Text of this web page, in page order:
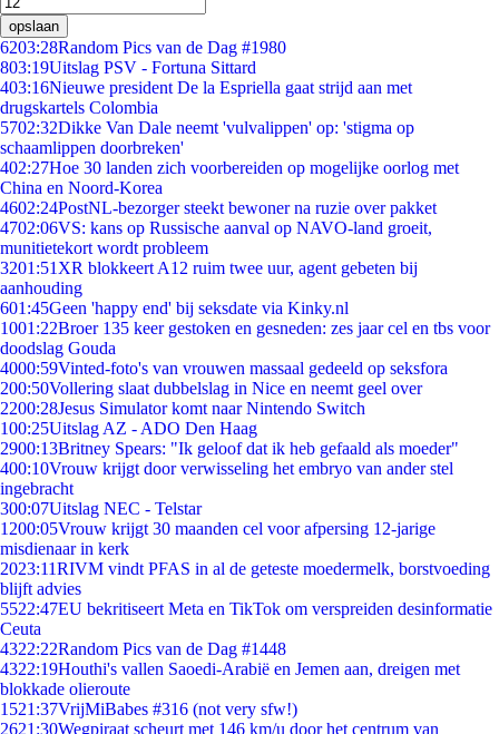
opslaan
6203:28Random Pics van de Dag #1980
803:19Uitslag PSV - Fortuna Sittard
403:16Nieuwe president De la Espriella gaat strijd aan met
drugskartels Colombia
5702:32Dikke Van Dale neemt 'vulvalippen' op: 'stigma op
schaamlippen doorbreken'
402:27Hoe 30 landen zich voorbereiden op mogelijke oorlog met
China en Noord-Korea
4602:24PostNL-bezorger steekt bewoner na ruzie over pakket
4702:06VS: kans op Russische aanval op NAVO-land groeit,
munitietekort wordt probleem
3201:51 XR blokkeert A12 ruim twee uur, agent gebeten bij
aanhouding
601:45Geen 'happy end' bij seksdate via Kinky.nl
1001:22Broer 135 keer gestoken en gesneden: zes jaar cel en tbs voor
doodslag Gouda
4000:59Vinted-foto's van vrouwen massaal gedeeld op seksfora
200:50Vollering slaat dubbelslag in Nice en neemt geel over
2200:28Jesus Simulator komt naar Nintendo Switch
100:25Uitslag AZ - ADO Den Haag
2900:13Britney Spears: "Ik geloof dat ik heb gefaald als moeder"
400:10Vrouw krijgt door verwisseling het embryo van ander stel
ingebracht
300:07Uitslag NEC - Telstar
1200:05Vrouw krijgt 30 maanden cel voor afpersing 12-jarige
misdienaar in kerk
2023:11RIVM vindt PFAS in al de geteste moedermelk, borstvoeding
blijft advies
5522:47EU bekritiseert Meta en TikTok om verspreiden desinformatie
Ceuta
4322:22Random Pics van de Dag #1448
4322:19Houthi's vallen Saoedi-Arabië en Jemen aan, dreigen met
blokkade olieroute
1521:37VrijMiBabes #316 (not very sfw!)
2621:30Wegpiraat scheurt met 146 km/u door het centrum van